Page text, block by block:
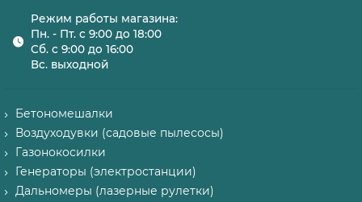
Режим работы магазина:
Пн. - Пт. с 9:00 до 18:00
Сб. с 9:00 до 16:00
Вс. выходной
Бетономешалки
Воздуходувки (садовые пылесосы)
Газонокосилки
Генераторы (электростанции)
Дальномеры (лазерные рулетки)